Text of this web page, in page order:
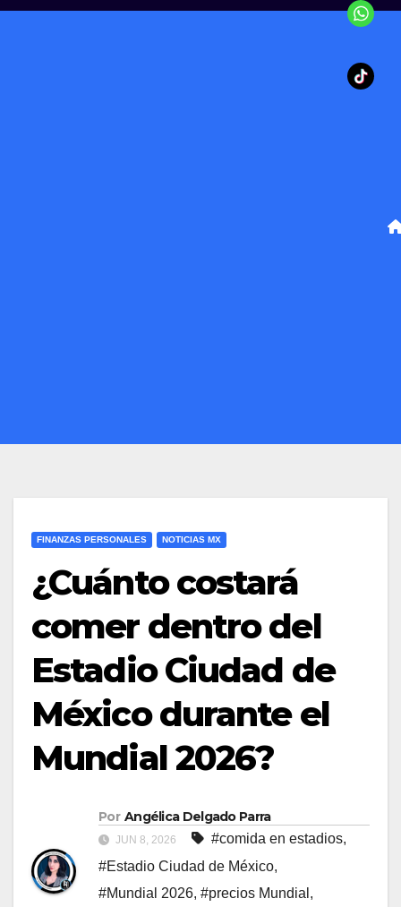
FINANZAS PERSONALES NOTICIAS MX
¿Cuánto costará
comer dentro del
Estadio Ciudad de
México durante el
Mundial 2026?
Por Angélica Delgado Parra
JUN 8, 2026 #comida en estadios,
#Estadio Ciudad de México,
#Mundial 2026, #precios Mundial ,